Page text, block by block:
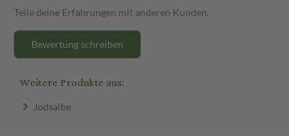
Teile deine Erfahrungen mit anderen Kunden.
Bewertung schreiben
Weitere Produkte aus:
Jodsalbe